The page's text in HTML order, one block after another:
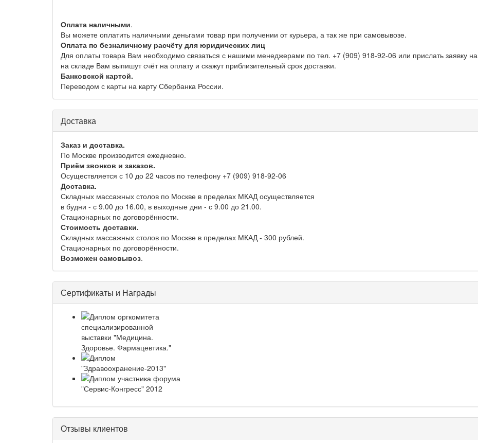
Оплата наличными.
Вы можете оплатить наличными деньгами товар при получении от курьера, а так же при самовывозе.
Оплата по безналичному расчёту для юридических лиц
Для оплаты товара Вам необходимо связаться с нашими менеджерами по тел. +7 (909) 918-92-06 или прислать заявку на
на складе Вам выпишут счёт на оплату и скажут приблизительный срок доставки.
Банковской картой.
Переводом с карты на карту Сбербанка России.
Доставка
Заказ и доставка.
По Москве производится ежедневно.
Приём звонков и заказов.
Осуществляется с 10 до 22 часов по телефону +7 (909) 918-92-06
Доставка.
Складных массажных столов по Москве в пределах МКАД осуществляется
в будни - с 9.00 до 16.00, в выходные дни - с 9.00 до 21.00.
Стационарных по договорённости.
Стоимость доставки.
Складных массажных столов по Москве в пределах МКАД - 300 рублей.
Стационарных по договорённости.
Возможен самовывоз.
Сертификаты и Награды
Отзывы клиентов